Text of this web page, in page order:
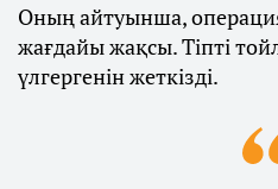
Оның айтуынша, операция
жағдайы жақсы. Тіпті
үлгергенін жеткізді.